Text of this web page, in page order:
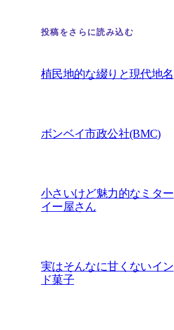
投稿をさらに読み込む
植民地的な綴りと現代地名
ボンベイ市政公社(BMC)
小さいけど魅力的なミター
イー屋さん
実はそんなに甘くないイン
ド菓子